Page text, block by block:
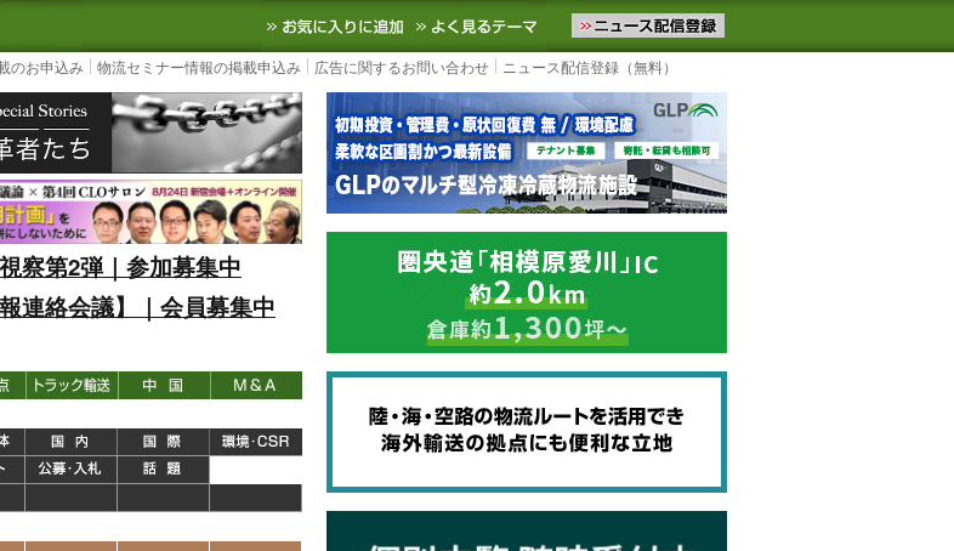
物流ニュースサイト
3PL, SCMなど国内外の最新の物流ニュースをお届けします。物流ニュースメール配信を登録す
お気に入りに追加 よく見るテーマ
のお申込み 物流セミナー情報の掲載申込み 広告に関するお問い合わせ ニュース配信登録（無料）
察第2弾｜参加募集中
連絡会議】｜会員募集中